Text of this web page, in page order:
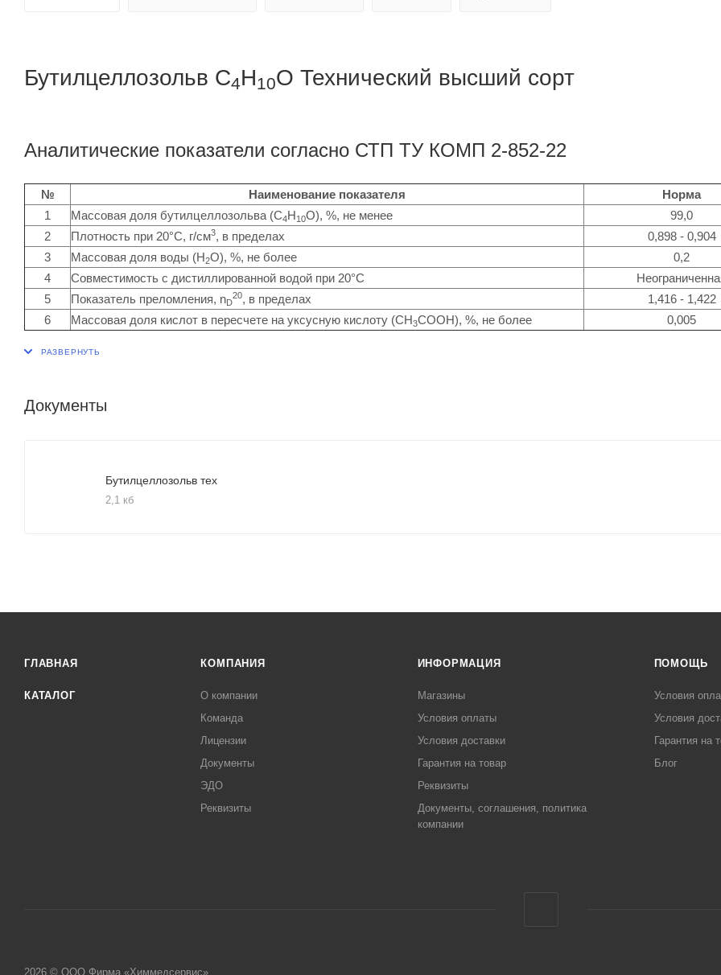
Бутилцеллозольв C4Н10O Технический высший сорт
Аналитические показатели согласно СТП ТУ КОМП 2-852-22
№ Наименование показателя
Норма
1
Массовая доля бутилцеллозольва (С4Н10О), %, не менее
99,0
2
Плотность при 20°C, г/см3, в пределах
0,898 - 0,904
3
Массовая доля воды (Н2О), %, не более
0,2
4
Совместимость с дистиллированной водой при 20°С
5
Показатель преломления, nD
20, в пределах
1,416 - 1,422
6
Массовая доля кислот в пересчете на уксусную кислоту (СН3СООН), %, не более 0,005
Документы
Бутилцеллозольв тех
2,1 кб
ГЛАВНАЯ
КАТАЛОГ
КОМПАНИЯ
О компании
Команда
Лицензии
Документы
ЭДО
Реквизиты
ИНФОРМАЦИЯ
Магазины
Условия оплаты
Условия доставки
Гарантия на товар
Реквизиты
Документы, соглашения, политика
компании
ПОМОЩЬ
Условия
Условия
Гарантия на
Блог
2026 © ООО Фирма «Химмедсервис»